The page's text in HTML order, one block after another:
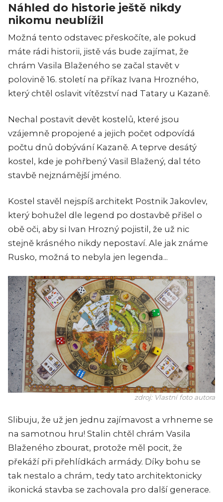
Náhled do historie ještě nikdy
nikomu neublížil
Možná tento odstavec přeskočíte, ale pokud
máte rádi historii, jistě vás bude zajímat, že
chrám Vasila Blaženého se začal stavět v
polovině 16. století na příkaz Ivana Hrozného,
který chtěl oslavit vítězství nad Tatary u Kazaně.
Nechal postavit devět kostelů, které jsou
vzájemně propojené a jejich počet odpovídá
počtu dnů dobývání Kazaně. A teprve desátý
kostel, kde je pohřbený Vasil Blažený, dal této
stavbě nejznámější jméno.
Kostel stavěl nejspíš architekt Postnik Jakovlev,
který bohužel dle legend po dostavbě přišel o
obě oči, aby si Ivan Hrozný pojistil, že už nic
stejně krásného nikdy nepostaví. Ale jak známe
Rusko, možná to nebyla jen legenda...
zdroj: Vlastní foto autora
Slibuju, že už jen jednu zajímavost a vrhneme se
na samotnou hru! Stalin chtěl chrám Vasila
Blaženého zbourat, protože měl pocit, že
překáží při přehlídkách armády. Díky bohu se
tak nestalo a chrám, tedy tato architektonicky
ikonická stavba se zachovala pro další generace.